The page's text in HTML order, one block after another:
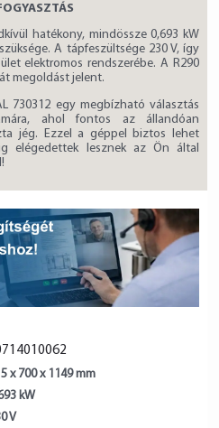
hatékony, mindössze 0,693 kW
A tápfeszültsége 230 V, így
elektromos rendszerébe. A R290
megoldást jelent.
730312 egy megbízható választás
ahol fontos az állandóan
jég. Ezzel a géppel biztos lehet
elégedettek lesznek az Ön által
x 700 x 1149 mm
kW
V